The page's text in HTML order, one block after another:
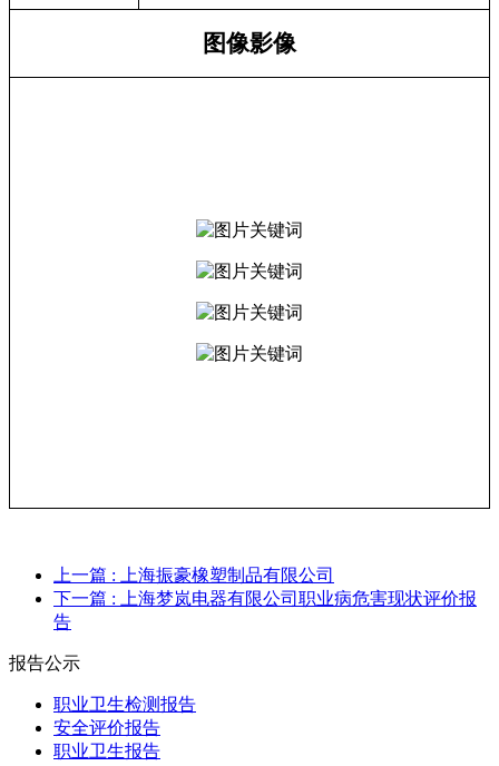
图像影像
上一篇 : 上海振豪橡塑制品有限公司
下一篇 : 上海梦岚电器有限公司职业病危害现状评价报
告
报告公示
职业卫生检测报告
安全评价报告
职业卫生报告